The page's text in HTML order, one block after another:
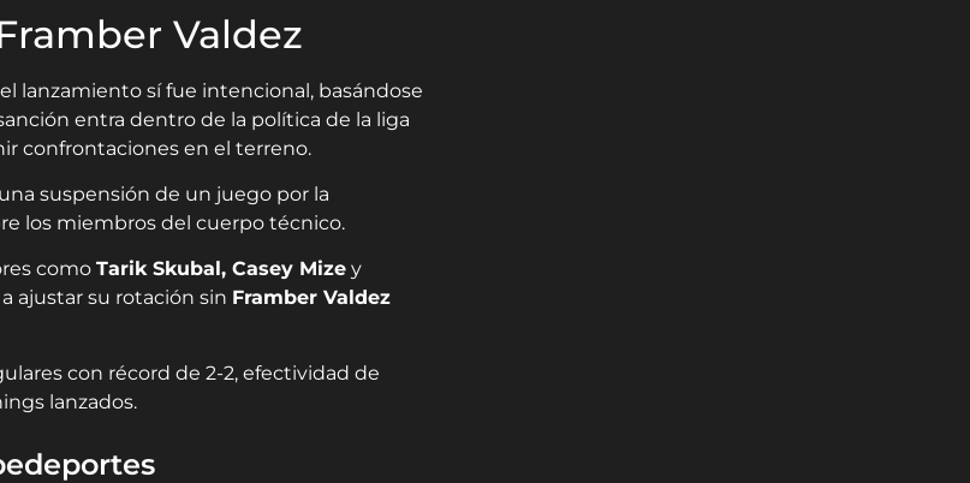
Valdez
lanzamiento sí fue intencional, basándose
entra dentro de la política de la liga
confrontaciones en el terreno.
suspensión de un juego por la
los miembros del cuerpo técnico.
como Tarik Skubal, Casey Mize y
ajustar su rotación sin Framber Valdez
con récord de 2-2, efectividad de
lanzados.